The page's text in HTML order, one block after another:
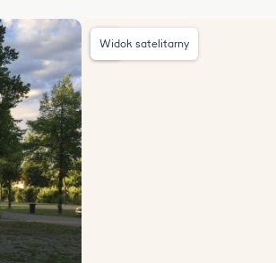
Widok satelitarny